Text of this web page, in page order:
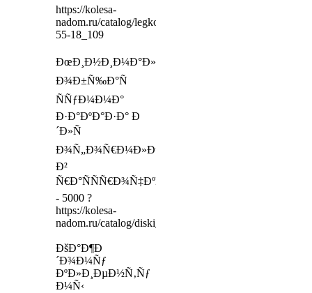
https://kolesa-
nadom.ru/catalog/legkovie_shiny/model/316207/
55-18_109
ÐœÐ¸Ð½Ð¸Ð¼Ð°Ð»ÑŒÐ½Ð°Ñ
Ð¾Ð±Ñ‰Ð°Ñ
ÑÑƒÐ¼Ð¼Ð°
Ð·Ð°ÐºÐ°Ð·Ð° Ð
´Ð»Ñ
Ð¾Ñ„Ð¾Ñ€Ð¼Ð»ÐµÐ½Ð¸Ñ
Ð²
Ñ€Ð°ÑÑÑ€Ð¾Ñ‡ÐºÑƒ
- 5000 ?
https://kolesa-
nadom.ru/catalog/diski_legkovy/model/295057/
ÐšÐ°Ð¶Ð
´Ð¾Ð¼Ñƒ
ÐºÐ»Ð¸ÐµÐ½Ñ‚Ñƒ
Ð¼Ñ‹